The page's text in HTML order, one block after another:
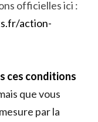
action-
ces conditions
que vous
par la